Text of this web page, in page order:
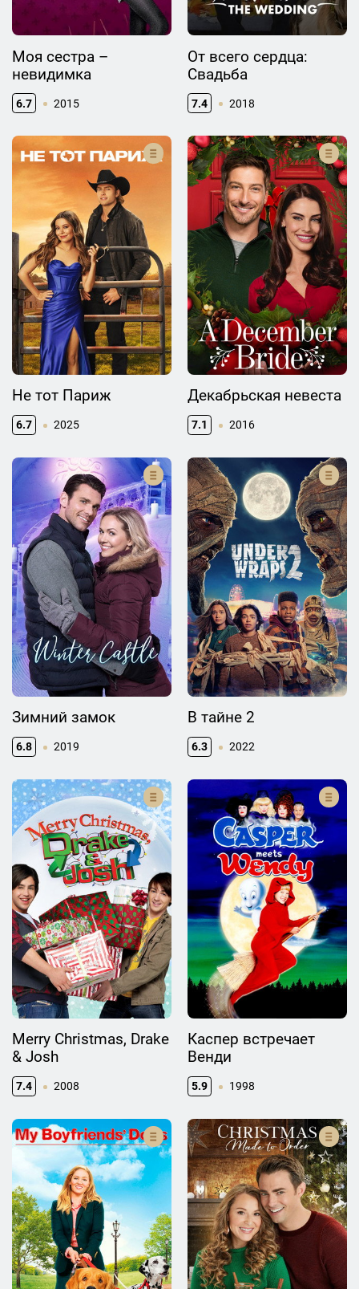
Моя сестра –
невидимка
6.7 2015
От всего сердца:
Свадьба
7.4 2018
Не тот Париж
6.7 2025
Декабрьская невеста
7.1 2016
Зимний замок
6.8 2019
В тайне 2
6.3 2022
Merry Christmas, Drake
& Josh
7.4 2008
Каспер встречает
Венди
5.9 1998